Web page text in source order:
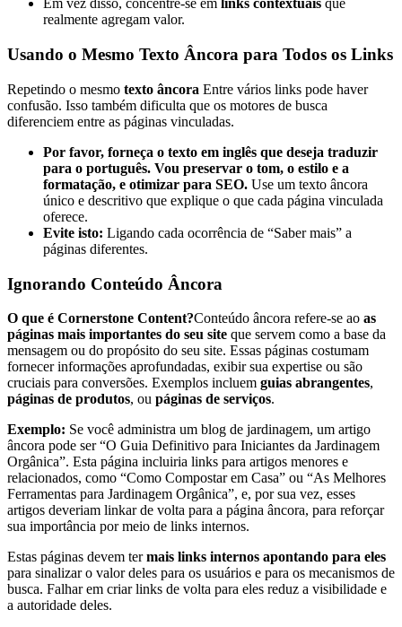
Em vez disso, concentre-se em links contextuais que
realmente agregam valor.
Usando o Mesmo Texto Âncora para Todos os Links
Repetindo o mesmo texto âncora Entre vários links pode haver
confusão. Isso também dificulta que os motores de busca
diferenciem entre as páginas vinculadas.
Por favor, forneça o texto em inglês que deseja traduzir
para o português. Vou preservar o tom, o estilo e a
formatação, e otimizar para SEO. Use um texto âncora
único e descritivo que explique o que cada página vinculada
oferece.
Evite isto: Ligando cada ocorrência de “Saber mais” a
páginas diferentes.
Ignorando Conteúdo Âncora
O que é Cornerstone Content?Conteúdo âncora refere-se ao as
páginas mais importantes do seu site que servem como a base da
mensagem ou do propósito do seu site. Essas páginas costumam
fornecer informações aprofundadas, exibir sua expertise ou são
cruciais para conversões. Exemplos incluem guias abrangentes,
páginas de produtos, ou páginas de serviços.
Exemplo: Se você administra um blog de jardinagem, um artigo
âncora pode ser “O Guia Definitivo para Iniciantes da Jardinagem
Orgânica”. Esta página incluiria links para artigos menores e
relacionados, como “Como Compostar em Casa” ou “As Melhores
Ferramentas para Jardinagem Orgânica”, e, por sua vez, esses
artigos deveriam linkar de volta para a página âncora, para reforçar
sua importância por meio de links internos.
Estas páginas devem termais links internos apontando para eles
para sinalizar o valor deles para os usuários e para os mecanismos de
busca. Falhar em criar links de volta para eles reduz a visibilidade e
a autoridade deles.